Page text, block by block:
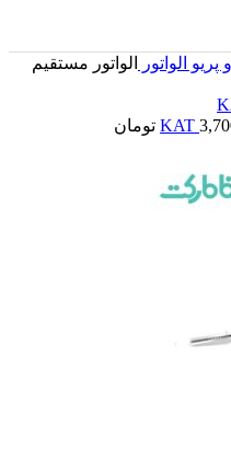
پریو الواتور
الواتور مستقیم
تومان